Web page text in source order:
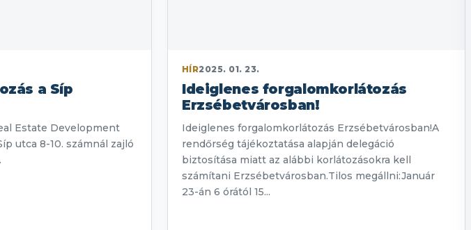
a Síp
Estate Development
utca 8-10. számnál zajló
HÍR2025. 01. 23.
Ideiglenes forgalomkorlátozás
Erzsébetvárosban!
Ideiglenes forgalomkorlátozás Erzsébetvárosban!A
rendőrség tájékoztatása alapján delegáció
biztosítása miatt az alábbi korlátozásokra kell
számítani Erzsébetvárosban.Tilos megállni:Január
23-án 6 órától 15...